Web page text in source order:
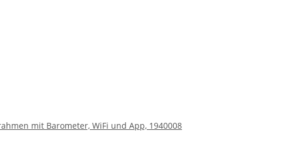
mit Barometer, WiFi und App, 1940008